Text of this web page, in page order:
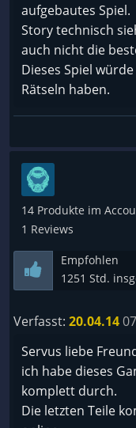
aufgebautes Spiel.
Story technisch
auch nicht die
Dieses Spiel
Rätseln haben.
14 Produkte im
1 Reviews
Empfohlen
1251 Std.
Verfasst: 20.04.14
Servus liebe
ich habe dieses
komplett durch.
Die letzten Teile